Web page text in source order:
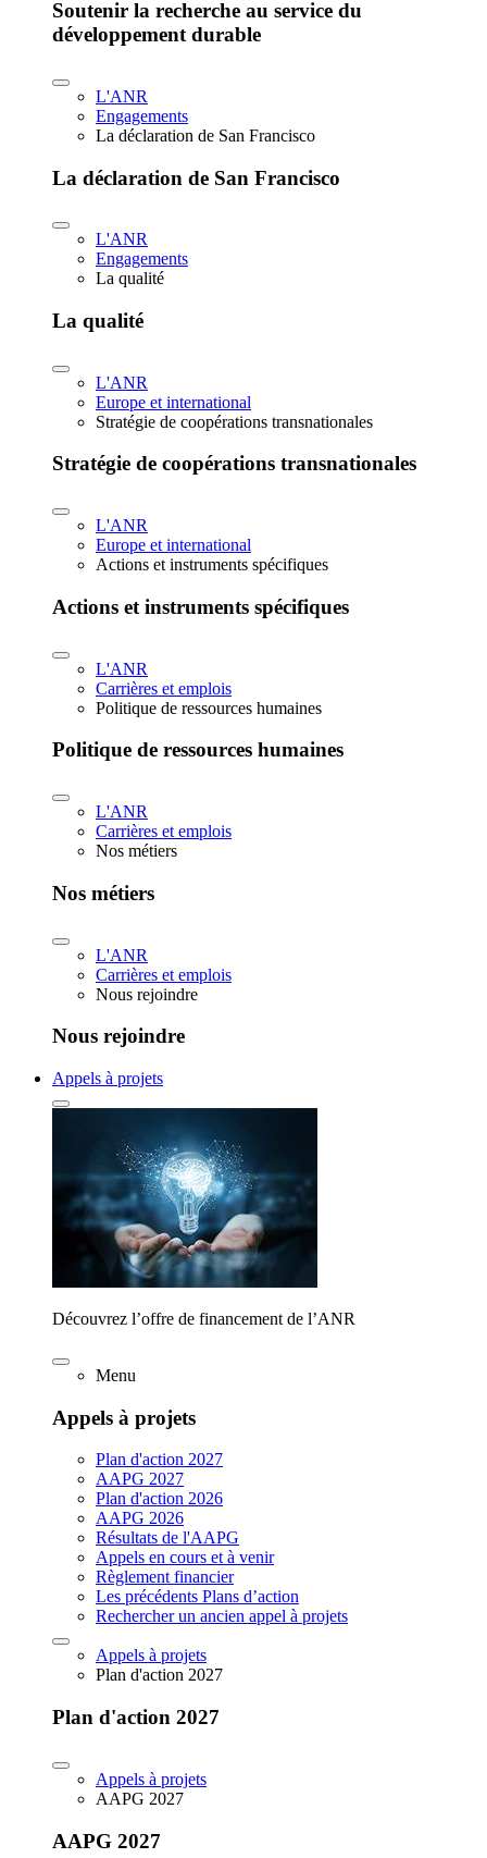
Soutenir la recherche au service du
développement durable
L'ANR
Engagements
La déclaration de San Francisco
La déclaration de San Francisco
L'ANR
Engagements
La qualité
La qualité
L'ANR
Europe et international
Stratégie de coopérations transnationales
Stratégie de coopérations transnationales
L'ANR
Europe et international
Actions et instruments spécifiques
Actions et instruments spécifiques
L'ANR
Carrières et emplois
Politique de ressources humaines
Politique de ressources humaines
L'ANR
Carrières et emplois
Nos métiers
Nos métiers
L'ANR
Carrières et emplois
Nous rejoindre
Nous rejoindre
Appels à projets
Découvrez l’offre de financement de l’ANR
Menu
Appels à projets
Plan d'action 2027
AAPG 2027
Plan d'action 2026
AAPG 2026
Résultats de l'AAPG
Appels en cours et à venir
Règlement financier
Les précédents Plans d’action
Rechercher un ancien appel à projets
Appels à projets
Plan d'action 2027
Plan d'action 2027
Appels à projets
AAPG 2027
AAPG 2027